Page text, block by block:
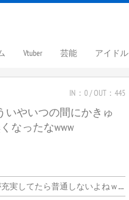
Vtuber 芸能 アイドル
IN：0 / OUT：445
いやいつの間にかきゅ
なったなwww
ら普通しないよねｗｗｗｗｗｗｗｗｗｗ